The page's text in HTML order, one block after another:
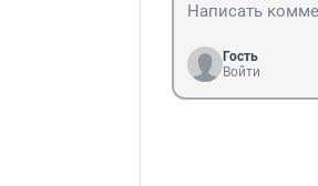
Гость
Войти